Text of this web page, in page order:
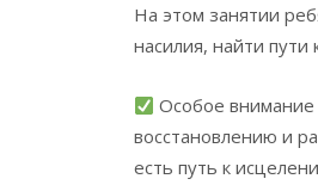
На этом занятии
насилия, найти пути
Особое внимание
восстановлению и
есть путь к